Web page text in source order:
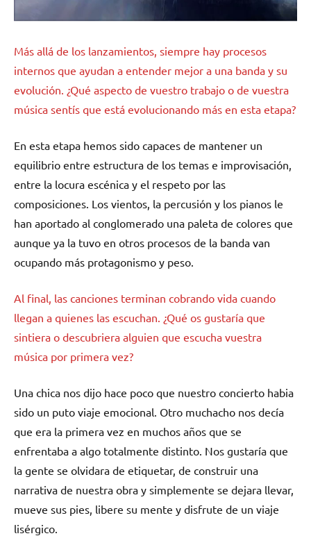
Más allá de los lanzamientos, siempre hay procesos
internos que ayudan a entender mejor a una banda y su
evolución. ¿Qué aspecto de vuestro trabajo o de vuestra
música sentís que está evolucionando más en esta etapa?
En esta etapa hemos sido capaces de mantener un
equilibrio entre estructura de los temas e improvisación,
entre la locura escénica y el respeto por las
composiciones. Los vientos, la percusión y los pianos le
han aportado al conglomerado una paleta de colores que
aunque ya la tuvo en otros procesos de la banda van
ocupando más protagonismo y peso.
Al final, las canciones terminan cobrando vida cuando
llegan a quienes las escuchan. ¿Qué os gustaría que
sintiera o descubriera alguien que escucha vuestra
música por primera vez?
Una chica nos dijo hace poco que nuestro concierto habia
sido un puto viaje emocional. Otro muchacho nos decía
que era la primera vez en muchos años que se
enfrentaba a algo totalmente distinto. Nos gustaría que
la gente se olvidara de etiquetar, de construir una
narrativa de nuestra obra y simplemente se dejara llevar,
mueve sus pies, libere su mente y disfrute de un viaje
lisérgico.